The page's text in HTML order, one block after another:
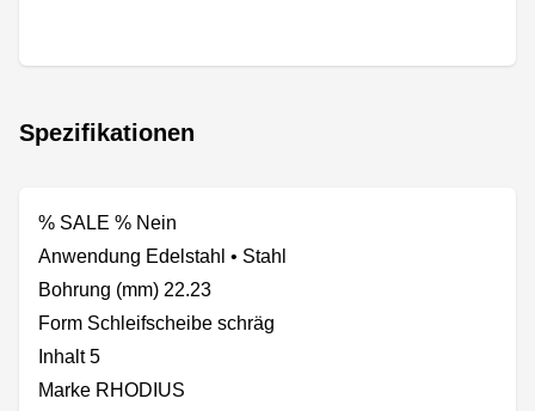
Spezifikationen
% SALE % Nein
Anwendung Edelstahl • Stahl
Bohrung (mm) 22.23
Form Schleifscheibe schräg
Inhalt 5
Marke RHODIUS